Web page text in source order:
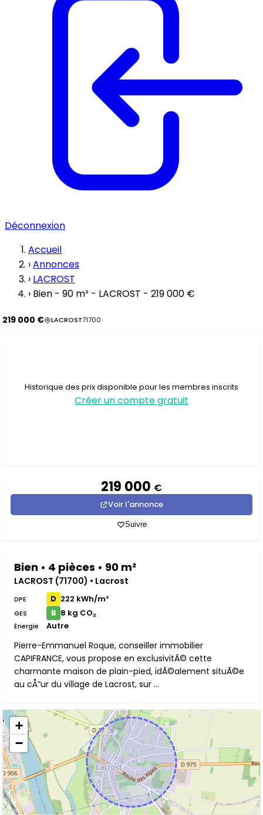
Déconnexion
Accueil
›Annonces
› LACROST
› Bien - 90 m² - LACROST - 219 000 €
219 000 € LACROST71700
Historique des prix disponible pour les membres inscrits
Créer un compte gratuit
219 000 €
Voir l'annonce
Suivre
Bien • 4 pièces • 90 m²
LACROST (71700) • Lacrost
DPE D 222 kWh/m²
GES B 8 kg CO₂
Énergie Autre
Pierre-Emmanuel Roque, conseiller immobilier
CAPIFRANCE, vous propose en exclusivitÃ© cette
charmante maison de plain-pied, idÃ©alement situÃ©e
au cÅ“ur du village de Lacrost, sur ...
+
−